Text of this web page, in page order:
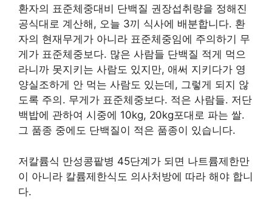
환자의 표준체중대비 단백질 권장섭취량을 정해진
공식대로 계산해, 오늘 3끼 식사에 배분합니다. 환
자의 현재무게가 아니라 표준체중임에 주의하기 무
게가 표준체중보다. 많은 사람들 단백질 적게 먹으
라니까 못지키는 사람도 있지만, 애써 지키다가 영
양실조하게 안 먹는 사람도 있는데, 그렇게 되지 않
도록 주의. 무게가 표준체중보다. 적은 사람들. 저단
백밥에 관하여 시중에 10kg, 20kg포대로 파는 쌀.
그 품종 중에도 단백질이 적은 품종이 있습니다.
저칼륨식 만성콩팥병 45단계가 되면 나트륨제한만
이 아니라 칼륨제한식도 의사처방에 따라 해야 합니
다.